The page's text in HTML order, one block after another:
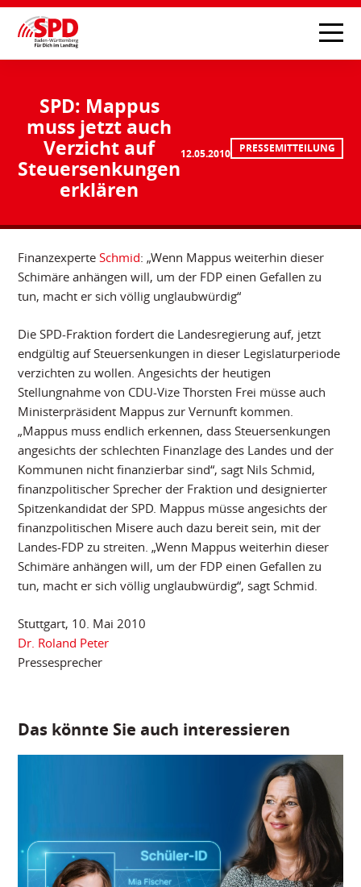
SPD: Mappus
muss jetzt auch
Verzicht auf
Steuersenkungen
erklären
12.05.2010 PRESSEMITTEILUNG
FinanzexperteSchmid: „Wenn Mappus weiterhin dieser
Schimäre anhängen will, um der FDP einen Gefallen zu
tun, macht er sich völlig unglaubwürdig“
Die SPD-Fraktion fordert die Landesregierung auf, jetzt
endgültig auf Steuersenkungen in dieser Legislaturperiode
verzichten zu wollen. Angesichts der heutigen
Stellungnahme von CDU-Vize Thorsten Frei müsse auch
Ministerpräsident Mappus zur Vernunft kommen.
„Mappus muss endlich erkennen, dass Steuersenkungen
angesichts der schlechten Finanzlage des Landes und der
Kommunen nicht finanzierbar sind“, sagt Nils Schmid,
finanzpolitischer Sprecher der Fraktion und designierter
Spitzenkandidat der SPD. Mappus müsse angesichts der
finanzpolitischen Misere auch dazu bereit sein, mit der
Landes-FDP zu streiten. „Wenn Mappus weiterhin dieser
Schimäre anhängen will, um der FDP einen Gefallen zu
tun, macht er sich völlig unglaubwürdig“, sagt Schmid.
Stuttgart, 10. Mai 2010
Dr. Roland Peter
Pressesprecher
Das könnte Sie auch interessieren